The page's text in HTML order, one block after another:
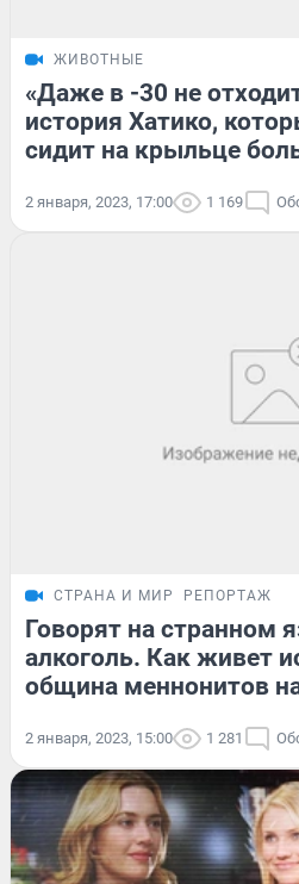
ЖИВОТНЫЕ
«Даже в -30 не
история Хатико,
сидит на крыльце
2 января, 2023, 17:00 1 169
СТРАНА И МИР РЕПОРТАЖ
Говорят на странном
алкоголь. Как живет
община меннонитов
2 января, 2023, 15:00 1 281